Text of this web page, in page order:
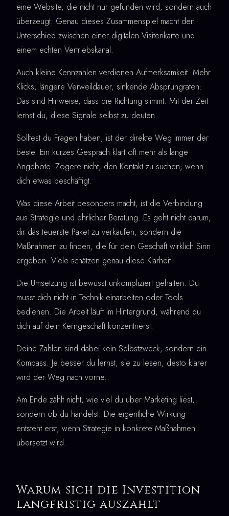
eine Website, die nicht nur gefunden wird, sondern auch
überzeugt. Genau dieses Zusammenspiel macht den
Unterschied zwischen einer digitalen Visitenkarte und
einem echten Vertriebskanal.
Auch kleine Kennzahlen verdienen Aufmerksamkeit. Mehr
Klicks, längere Verweildauer, sinkende Absprungraten:
Das sind Hinweise, dass die Richtung stimmt. Mit der Zeit
lernst du, diese Signale selbst zu deuten.
Solltest du Fragen haben, ist der direkte Weg immer der
beste. Ein kurzes Gespräch klärt oft mehr als lange
Angebote. Zögere nicht, den Kontakt zu suchen, wenn
dich etwas beschäftigt.
Was diese Arbeit besonders macht, ist die Verbindung
aus Strategie und ehrlicher Beratung. Es geht nicht darum,
dir das teuerste Paket zu verkaufen, sondern die
Maßnahmen zu finden, die für dein Geschäft wirklich Sinn
ergeben. Viele schätzen genau diese Klarheit.
Die Umsetzung ist bewusst unkompliziert gehalten. Du
musst dich nicht in Technik einarbeiten oder Tools
bedienen. Die Arbeit läuft im Hintergrund, während du
dich auf dein Kerngeschäft konzentrierst.
Deine Zahlen sind dabei kein Selbstzweck, sondern ein
Kompass. Je besser du lernst, sie zu lesen, desto klarer
wird der Weg nach vorne.
Am Ende zählt nicht, wie viel du über Marketing liest,
sondern ob du handelst. Die eigentliche Wirkung
entsteht erst, wenn Strategie in konkrete Maßnahmen
übersetzt wird.
Warum sich die Investition
langfristig auszahlt